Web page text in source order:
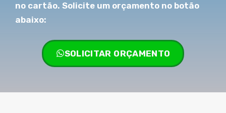
no cartão. Solicite um orçamento no botão
abaixo:
SOLICITAR ORÇAMENTO